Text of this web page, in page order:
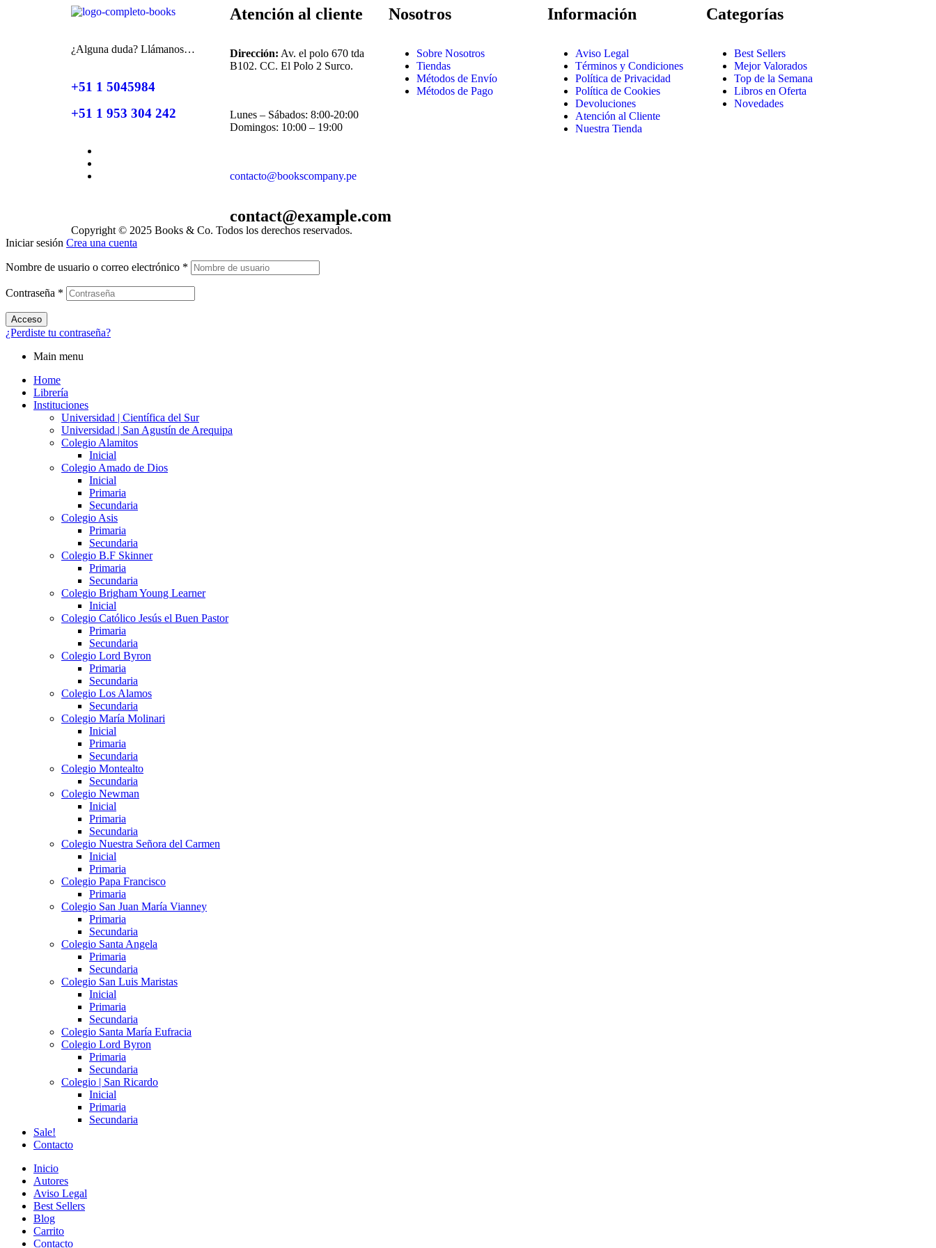
¿Alguna duda? Llámanos…
+51 1 5045984
+51 1 953 304 242
Atención al cliente
Dirección: Av. el polo 670 tda
B102. CC. El Polo 2 Surco.
Lunes – Sábados: 8:00-20:00
Domingos: 10:00 – 19:00
contacto@bookscompany.pe
contact@example.com
Nosotros
Sobre Nosotros
Tiendas
Métodos de Envío
Métodos de Pago
Información
Aviso Legal
Términos y Condiciones
Política de Privacidad
Política de Cookies
Devoluciones
Atención al Cliente
Nuestra Tienda
Categorías
Best Sellers
Mejor Valorados
Top de la Semana
Libros en Oferta
Novedades
Copyright © 2025 Books & Co. Todos los derechos reservados.
Iniciar sesión Crea una cuenta
Nombre de usuario o correo electrónico *
Contraseña *
Acceso
¿Perdiste tu contraseña?
Main menu
Home
Librería
Instituciones
Universidad | Científica del Sur
Universidad | San Agustín de Arequipa
Colegio Alamitos
Inicial
Colegio Amado de Dios
Inicial
Primaria
Secundaria
Colegio Asis
Primaria
Secundaria
Colegio B.F Skinner
Primaria
Secundaria
Colegio Brigham Young Learner
Inicial
Colegio Católico Jesús el Buen Pastor
Primaria
Secundaria
Colegio Lord Byron
Primaria
Secundaria
Colegio Los Alamos
Secundaria
Colegio María Molinari
Inicial
Primaria
Secundaria
Colegio Montealto
Secundaria
Colegio Newman
Inicial
Primaria
Secundaria
Colegio Nuestra Señora del Carmen
Inicial
Primaria
Colegio Papa Francisco
Primaria
Colegio San Juan María Vianney
Primaria
Secundaria
Colegio Santa Angela
Primaria
Secundaria
Colegio San Luis Maristas
Inicial
Primaria
Secundaria
Colegio Santa María Eufracia
Colegio Lord Byron
Primaria
Secundaria
Colegio | San Ricardo
Inicial
Primaria
Secundaria
Sale!
Contacto
Inicio
Autores
Aviso Legal
Best Sellers
Blog
Carrito
Contacto